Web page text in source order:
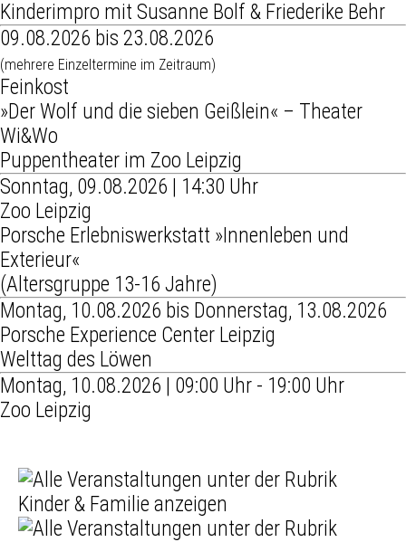
Kinderimpro mit Susanne Bolf & Friederike Behr
09.08.2026 bis 23.08.2026
(mehrere Einzeltermine im Zeitraum)
Feinkost
»Der Wolf und die sieben Geißlein« – Theater
Wi&Wo
Puppentheater im Zoo Leipzig
Sonntag, 09.08.2026 | 14:30 Uhr
Zoo Leipzig
Porsche Erlebniswerkstatt »Innenleben und
Exterieur«
(Altersgruppe 13-16 Jahre)
Montag, 10.08.2026 bis Donnerstag, 13.08.2026
Porsche Experience Center Leipzig
Welttag des Löwen
Montag, 10.08.2026 | 09:00 Uhr - 19:00 Uhr
Zoo Leipzig